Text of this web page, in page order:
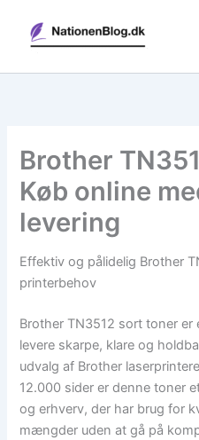
indholdet
Brother
Køb online
levering
Effektiv og pålidelig Brother
printerbehov
Brother TN3512 sort toner
levere skarpe, klare og
udvalg af Brother
12.000 sider er denne toner
og erhverv, der har brug for
mængder uden at gå på